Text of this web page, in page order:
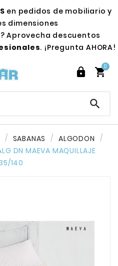
en pedidos de mobiliario y
dimensiones
Aprovecha descuentos
. ¡Pregunta AHORA!
 
0

SABANAS
ALGODON
DN MAEVA MAQUILLAJE
140